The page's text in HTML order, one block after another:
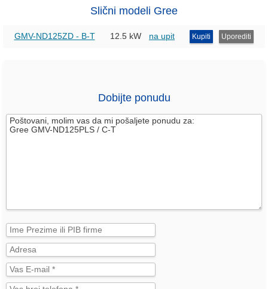
Slični modeli Gree
GMV-ND125ZD - B-T 12.5 kW na upit Kupiti Uporediti
Dobijte ponudu